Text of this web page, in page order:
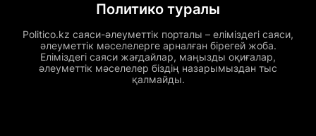
Политико туралы
Politico.kz саяси-әлеуметтік порталы – еліміздегі саяси,
әлеуметтік мәселелерге арналған бірегей жоба.
Еліміздегі саяси жағдайлар, маңызды оқиғалар,
әлеуметтік мәселелер біздің назарымыздан тыс
қалмайды.